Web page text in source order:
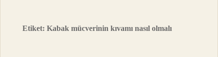
Etiket:Kabak mücverinin kıvamı nasıl olmalı